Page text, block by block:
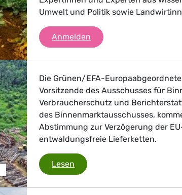
Umwelt und Politik sowie
Anmelden Auf dem Weg zu
Die Grünen/EFA-
Vorsitzende des Ausschusses für
Verbraucherschutz und
des Binnenmarktausschusses,
Abstimmung zur Verzögerung der
entwaldungsfreie Lieferketten.
Lesen Grünen/EFA fordern von